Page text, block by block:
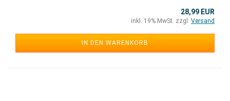
28,99 EUR
inkl. 19% MwSt. zzgl. Versand
IN DEN WARENKORB